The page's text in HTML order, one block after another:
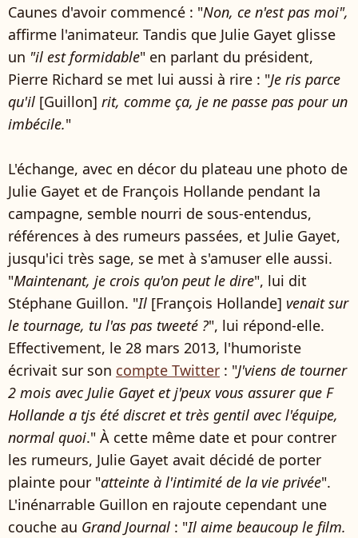
Caunes d'avoir commencé : "Non, ce n'est pas moi",
affirme l'animateur. Tandis que Julie Gayet glisse
un "il est formidable" en parlant du président,
Pierre Richard se met lui aussi à rire : "Je ris parce
qu'il [Guillon] rit, comme ça, je ne passe pas pour un
imbécile."
L'échange, avec en décor du plateau une photo de
Julie Gayet et de François Hollande pendant la
campagne, semble nourri de sous-entendus,
références à des rumeurs passées, et Julie Gayet,
jusqu'ici très sage, se met à s'amuser elle aussi.
"Maintenant, je crois qu'on peut le dire", lui dit
Stéphane Guillon. "Il [François Hollande] venait sur
le tournage, tu l'as pas tweeté ?", lui répond-elle.
Effectivement, le 28 mars 2013, l'humoriste
écrivait sur son compte Twitter : "J'viens de tourner
2 mois avec Julie Gayet et j'peux vous assurer que F
Hollande a tjs été discret et très gentil avec l'équipe,
normal quoi." À cette même date et pour contrer
les rumeurs, Julie Gayet avait décidé de porter
plainte pour "atteinte à l'intimité de la vie privée".
L'inénarrable Guillon en rajoute cependant une
couche au Grand Journal : "Il aime beaucoup le film.